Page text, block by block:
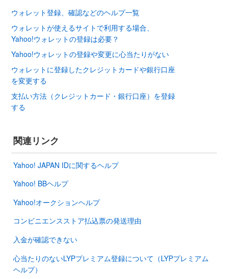
ウォレット登録、確認などのヘルプ一覧
ウォレットが使えるサイトで利用する場合、
Yahoo!ウォレットの登録は必要？
Yahoo!ウォレットの登録や変更に心当たりがない
ウォレットに登録したクレジットカードや銀行口座
を変更する
支払い方法（クレジットカード・銀行口座）を登録
する
関連リンク
Yahoo! JAPAN IDに関するヘルプ
Yahoo! BBヘルプ
Yahoo!オークションヘルプ
コンビニエンスストア払込票の発送理由
入金が確認できない
心当たりのないLYPプレミアム登録について（LYPプレミアム
ヘルプ）